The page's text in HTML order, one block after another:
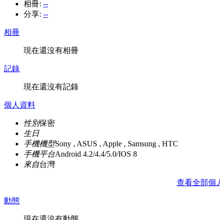
相冊: --
分享: --
相冊
現在還沒有相冊
記錄
現在還沒有記錄
個人資料
性別保密
生日
手機機型Sony , ASUS , Apple , Samsung , HTC
手機平台Android 4.2/4.4/5.0/IOS 8
來自台灣
查看全部個
動態